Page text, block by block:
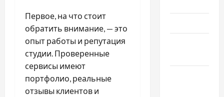
Первое, на что стоит
обратить внимание, — это
опыт работы и репутация
студии. Проверенные
сервисы имеют
портфолио, реальные
отзывы клиентов и